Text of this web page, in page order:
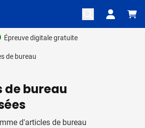
de bureau
de bureau
d'articles de bureau